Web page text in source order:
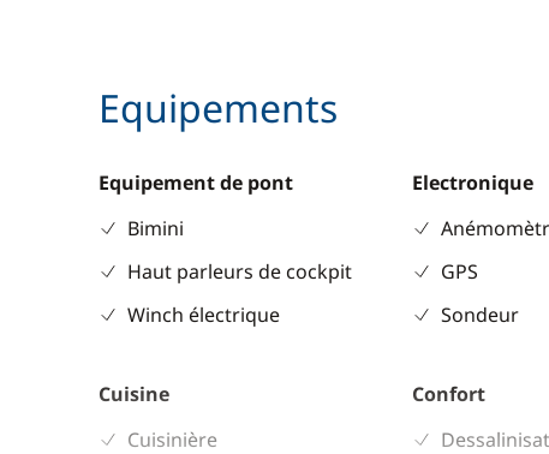
Equipements
Equipement de pont
Bimini
Haut parleurs de cockpit
Winch électrique
Electronique
GPS
Sondeur
Cuisine
Cuisinière
Confort